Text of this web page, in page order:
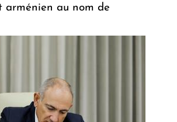
arménien au nom de